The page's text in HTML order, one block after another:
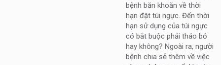
bệnh băn khoăn về thời
hạn đặt túi ngực. Đến thời
hạn sử dụng của túi ngực
có bắt buộc phải tháo bỏ
hay không? Ngoài ra, người
bệnh chia sẻ thêm về việc